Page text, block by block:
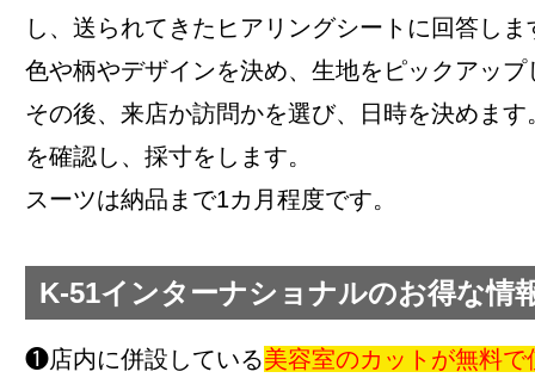
し、送られてきたヒアリングシートに回答し
色や柄やデザインを決め、生地をピックアップ
その後、来店か訪問かを選び、日時を決めま
を確認し、採寸をします。
スーツは納品まで1カ月程度です。
K-51インターナショナルのお得な情
❶店内に併設している美容室のカットが無料